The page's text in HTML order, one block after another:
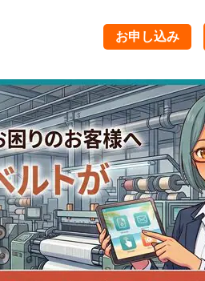
お申し込み